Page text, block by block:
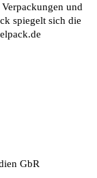
und
spiegelt sich die
GbR